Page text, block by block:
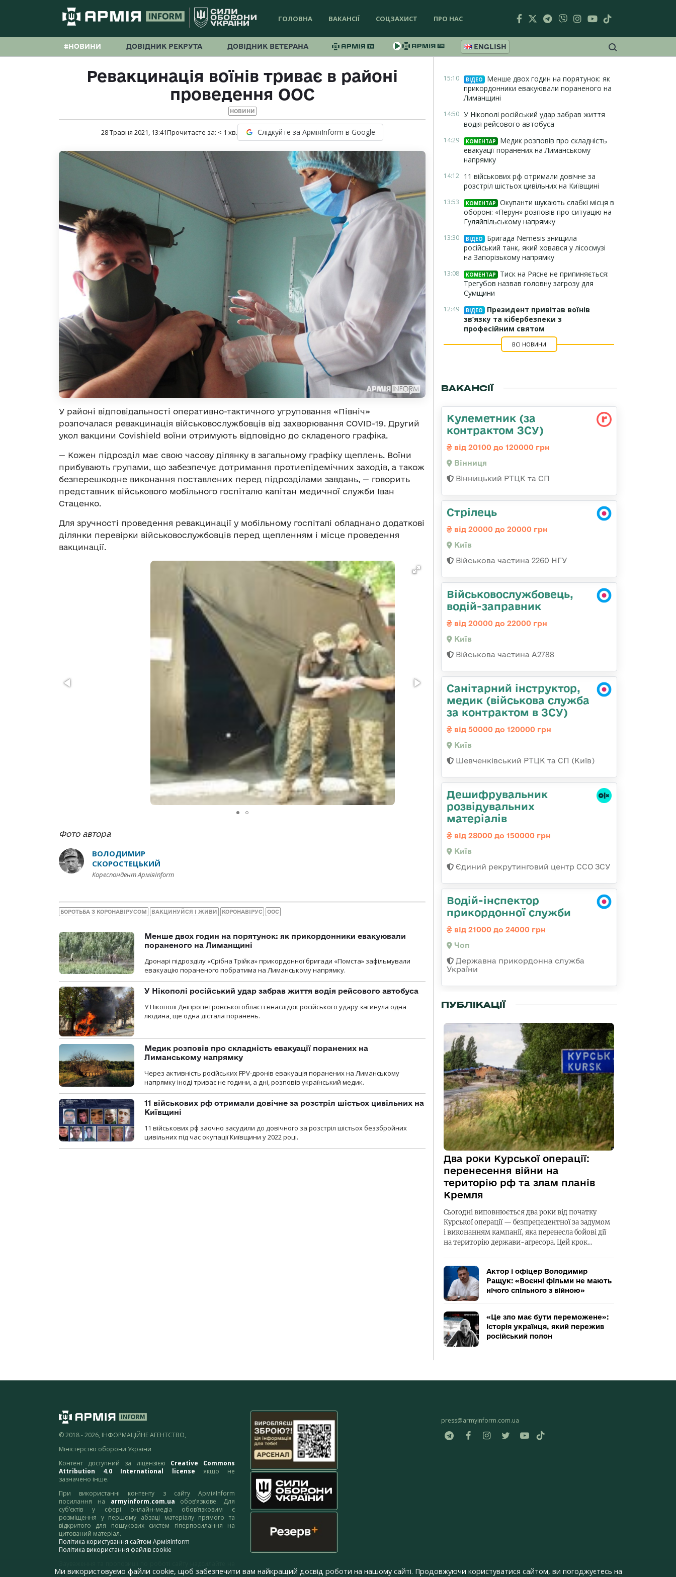
ГОЛОВНА ВАКАНСІЇ СОЦЗАХИСТ ПРО НАС
#НОВИНИ ДОВІДНИК РЕКРУТА ДОВІДНИК ВЕТЕРАНА ENGLISH
Ревакцинація воїнів триває в районі
проведення ООС
НОВИНИ
28 Травня 2021, 13:41Прочитаєте за: < 1 хв. Слідкуйте за АрміяInform в Google
У районі відповідальності оперативно-тактичного угруповання «Північ»
розпочалася ревакцинація військовослужбовців від захворювання COVID-19. Другий
укол вакцини Covishield воїни отримують відповідно до складеного графіка.
— Кожен підрозділ має свою часову ділянку в загальному графіку щеплень. Воїни
прибувають групами, що забезпечує дотримання протиепідемічних заходів, а також
безперешкодне виконання поставлених перед підрозділами завдань, — говорить
представник військового мобільного госпіталю капітан медичної служби Іван
Стаценко.
Для зручності проведення ревакцинації у мобільному госпіталі обладнано додаткові
ділянки перевірки військовослужбовців перед щепленням і місце проведення
вакцинації.
Фото автора
ВОЛОДИМИР
СКОРОСТЕЦЬКИЙ
Кореспондент АрміяInform
БОРОТЬБА З КОРОНАВІРУСОМ ВАКЦИНУЙСЯ І ЖИВИ КОРОНАВІРУС ООС
Менше двох годин на порятунок: як прикордонники евакуювали
пораненого на Лиманщині
Дронарі підрозділу «Срібна Трійка» прикордонної бригади «Помста» зафільмували
евакуацію пораненого побратима на Лиманському напрямку.
У Нікополі російський удар забрав життя водія рейсового автобуса
У Нікополі Дніпропетровської області внаслідок російського удару загинула одна
людина, ще одна дістала поранень.
Медик розповів про складність евакуації поранених на
Лиманському напрямку
Через активність російських FPV-дронів евакуація поранених на Лиманському
напрямку іноді триває не години, а дні, розповів український медик.
11 військових рф отримали довічне за розстріл шістьох цивільних на
Київщині
11 військових рф заочно засудили до довічного за розстріл шістьох беззбройних
цивільних під час окупації Київщини у 2022 році.
15:10 ВІДЕО
Менше двох годин на порятунок: як
прикордонники евакуювали пораненого на
Лиманщині
14:50 У Нікополі російський удар забрав життя
водія рейсового автобуса
14:29 КОМЕНТАР
Медик розповів про складність
евакуації поранених на Лиманському
напрямку
14:12 11 військових рф отримали довічне за
розстріл шістьох цивільних на Київщині
13:53 КОМЕНТАР
Окупанти шукають слабкі місця в
обороні: «Перун» розповів про ситуацію на
Гуляйпільському напрямку
13:30 ВІДЕО
Бригада Nemesis знищила
російський танк, який ховався у лісосмузі
на Запорізькому напрямку
13:08 КОМЕНТАР
Тиск на Рясне не припиняється:
Трегубов назвав головну загрозу для
Сумщини
12:49 ВІДЕО
Президент привітав воїнів
зв’язку та кібербезпеки з
професійним святом
ВСІ НОВИНИ
ВАКАНСІЇ
Кулеметник (за
контрактом ЗСУ)
від 20100 до 120000 грн
Вінниця
Вінницький РТЦК та СП
Стрілець
від 20000 до 20000 грн
Київ
Військова частина 2260 НГУ
Військовослужбовець,
водій-заправник
від 20000 до 22000 грн
Київ
Військова частина А2788
Санітарний інструктор,
медик (військова служба
за контрактом в ЗСУ)
від 50000 до 120000 грн
Київ
Шевченківський РТЦК та СП (Київ)
Дешифрувальник
розвідувальних
матеріалів
від 28000 до 150000 грн
Київ
Єдиний рекрутинговий центр ССО ЗСУ
Водій-інспектор
прикордонної служби
від 21000 до 24000 грн
Чоп
Державна прикордонна служба
України
ПУБЛІКАЦІЇ
Два роки Курської операції:
перенесення війни на
територію рф та злам планів
Кремля
Сьогодні виповнюється два роки від початку
Курської операції — безпрецедентної за задумом
і виконанням кампанії, яка перенесла бойові дії
на територію держави-агресора. Цей крок…
Актор і офіцер Володимир
Ращук: «Воєнні фільми не мають
нічого спільного з війною»
«Це зло має бути переможене»:
історія українця, який пережив
російський полон
© 2018 - 2026, ІНФОРМАЦІЙНЕ АГЕНТСТВО,
Міністерство оборони України
Контент доступний за ліцензією Creative Commons
Attribution 4.0 International license якщо не
зазначено інше.
При використанні контенту з сайту АрміяInform
посилання на armyinform.com.ua обов’язкове. Для
суб’єктів у сфері онлайн-медіа обов’язковим є
розміщення у першому абзаці матеріалу прямого та
відкритого для пошукових систем гіперпосилання на
цитований матеріал.
Політика користування сайтом АрміяInform
Політика використання файлів cookie
адресу:webmaster@armyinform.com.ua
press@armyinform.com.ua
Ми використовуємо файли cookie, щоб забезпечити вам найкращий досвід роботи на нашому сайті. Продовжуючи користуватися сайтом, ви погоджуєтесь на